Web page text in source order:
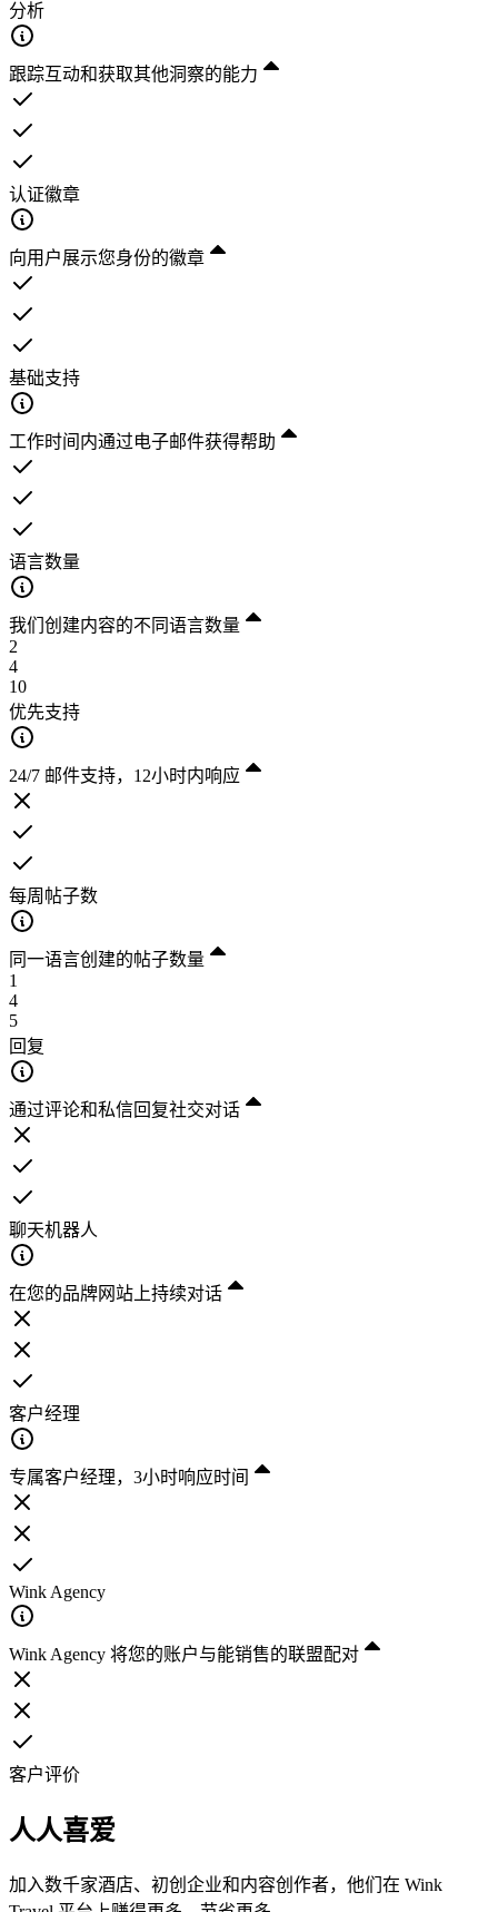
分析
跟踪互动和获取其他洞察的能力
认证徽章
向用户展示您身份的徽章
基础支持
工作时间内通过电子邮件获得帮助
语言数量
我们创建内容的不同语言数量
2
4
10
优先支持
24/7 邮件支持，12小时内响应
每周帖子数
同一语言创建的帖子数量
1
4
5
回复
通过评论和私信回复社交对话
聊天机器人
在您的品牌网站上持续对话
客户经理
专属客户经理，3小时响应时间
Wink Agency
Wink Agency 将您的账户与能销售的联盟配对
客户评价
人人喜爱
加入数千家酒店、初创企业和内容创作者，他们在 Wink